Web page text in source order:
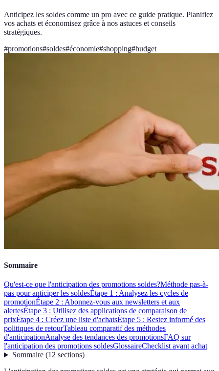
Anticipez les soldes comme un pro avec ce guide pratique. Planifiez
vos achats et économisez grâce à nos astuces et conseils
stratégiques.
#promotions#soldes#économie#shopping#budget
Sommaire
Qu'est-ce que l'anticipation des promotions soldes?Méthode pas-à-
pas pour anticiper les soldesÉtape 1 : Analysez les cycles de
promotionÉtape 2 : Abonnez-vous aux newsletters et aux
alertesÉtape 3 : Utilisez des applications de comparaison de
prixÉtape 4 : Créez une liste d'achatsÉtape 5 : Restez informé des
politiques de retourTableau comparatif des méthodes
d'anticipationAnalyse des tendances des promotionsFAQ sur
l'anticipation des promotions soldesGlossaireChecklist avant achat
Sommaire(12 sections)